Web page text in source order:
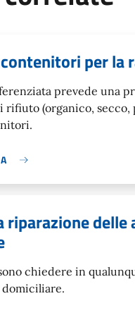
per la
prevede una
rifiuto (organico,
riparazione
chiedere in